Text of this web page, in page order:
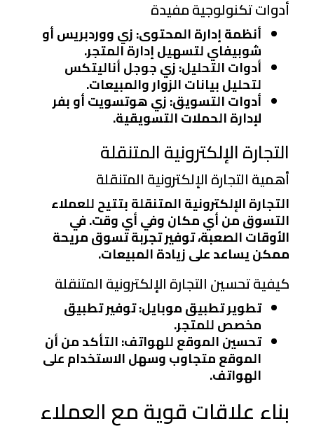
أدوات تكنولوجية مفيدة
أنظمة إدارة المحتوى: زي ووردبريس أو
شوبيفاي لتسهيل إدارة المتجر.
أدوات التحليل: زي جوجل أناليتكس
لتحليل بيانات الزوار والمبيعات.
أدوات التسويق: زي هوتسويت أو بفر
لإدارة الحملات التسويقية.
التجارة الإلكترونية المتنقلة
أهمية التجارة الإلكترونية المتنقلة
التجارة الإلكترونية المتنقلة بتتيح للعملاء
التسوق من أي مكان وفي أي وقت. في
الأوقات الصعبة، توفير تجربة تسوق مريحة
ممكن يساعد على زيادة المبيعات.
كيفية تحسين التجارة الإلكترونية المتنقلة
تطوير تطبيق موبايل: توفير تطبيق
مخصص للمتجر.
تحسين الموقع للهواتف: التأكد من أن
الموقع متجاوب وسهل الاستخدام على
الهواتف.
بناء علاقات قوية مع العملاء